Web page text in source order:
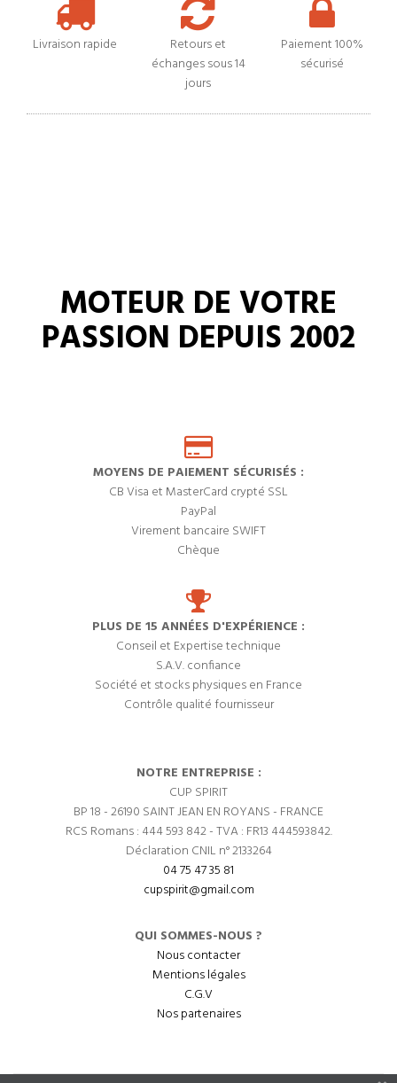
Livraison rapide
Retours et
échanges sous 14
jours
Paiement 100%
sécurisé
MOTEUR DE VOTRE
PASSION DEPUIS 2002
MOYENS DE PAIEMENT SÉCURISÉS :
CB Visa et MasterCard crypté SSL
PayPal
Virement bancaire SWIFT
Chèque
PLUS DE 15 ANNÉES D'EXPÉRIENCE :
Conseil et Expertise technique
S.A.V. confiance
Société et stocks physiques en France
Contrôle qualité fournisseur
NOTRE ENTREPRISE :
CUP SPIRIT
BP 18 - 26190 SAINT JEAN EN ROYANS - FRANCE
RCS Romans : 444 593 842 - TVA : FR13 444593842.
Déclaration CNIL n° 2133264
04 75 47 35 81
cupspirit@gmail.com
QUI SOMMES-NOUS ?
Nous contacter
Mentions légales
C.G.V
Nos partenaires